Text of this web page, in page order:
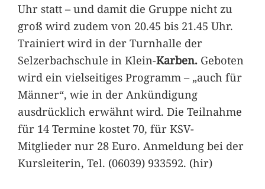
Uhr statt – und damit die Gruppe nicht zu
groß wird zudem von 20.45 bis 21.45 Uhr.
Trainiert wird in der Turnhalle der
Selzerbachschule in Klein-Karben.Geboten
wird ein vielseitiges Programm – „auch für
Männer“, wie in der Ankündigung
ausdrücklich erwähnt wird. Die Teilnahme
für 14 Termine kostet 70, für KSV-
Mitglieder nur 28 Euro. Anmeldung bei der
Kursleiterin, Tel. (06039) 933592. (hir)